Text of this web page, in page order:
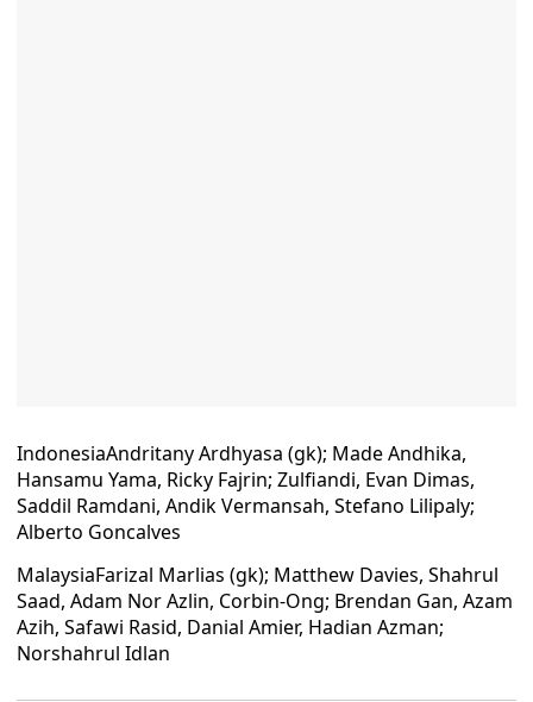
IndonesiaAndritany Ardhyasa (gk); Made Andhika,
Hansamu Yama, Ricky Fajrin; Zulfiandi, Evan Dimas,
Saddil Ramdani, Andik Vermansah, Stefano Lilipaly;
Alberto Goncalves
MalaysiaFarizal Marlias (gk); Matthew Davies, Shahrul
Saad, Adam Nor Azlin, Corbin-Ong; Brendan Gan, Azam
Azih, Safawi Rasid, Danial Amier, Hadian Azman;
Norshahrul Idlan